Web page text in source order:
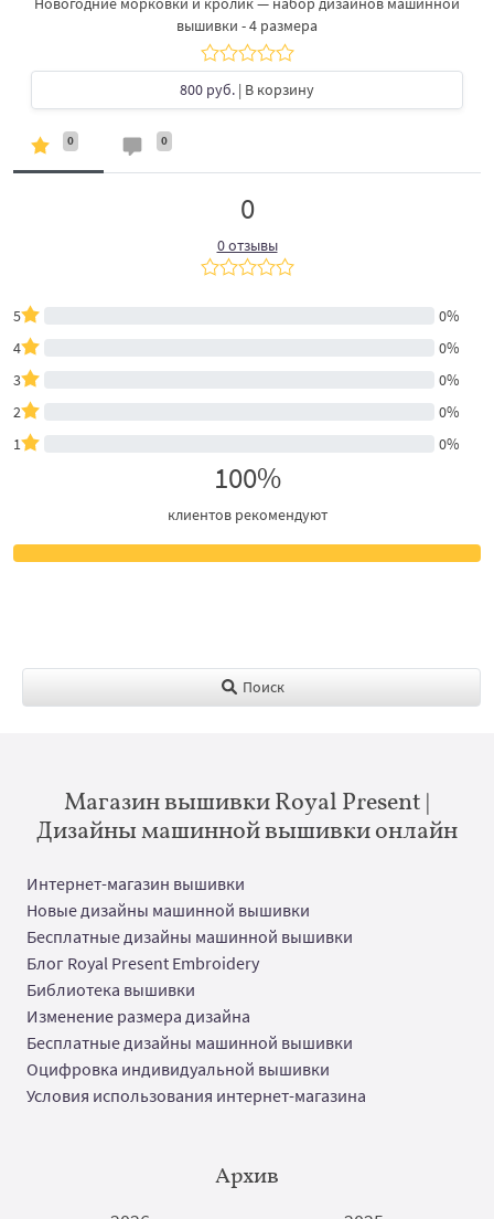
вышивки - 4 размера
800 руб. | В корзину
0 0
0
0 отзывы
5
0%
4
0%
3
0%
2
0%
1
0%
100%
клиентов рекомендуют
Поиск
Магазин вышивки Royal Present |
Дизайны машинной вышивки онлайн
Интернет-магазин вышивки
Новые дизайны машинной вышивки
Бесплатные дизайны машинной вышивки
Блог Royal Present Embroidery
Библиотека вышивки
Изменение размера дизайна
Бесплатные дизайны машинной вышивки
Оцифровка индивидуальной вышивки
Условия использования интернет-магазина
Архив